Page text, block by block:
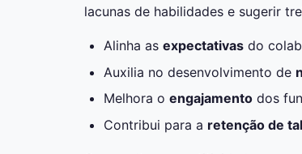
lacunas de habilidades e sugerir
Alinha as expectativas do
Auxilia no desenvolvimento de
Melhora o engajamento dos
Contribui para a retenção de